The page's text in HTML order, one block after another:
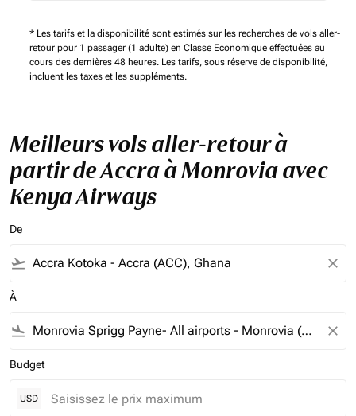
* Les tarifs et la disponibilité sont estimés sur les recherches de vols aller-
retour pour 1 passager (1 adulte) en Classe Economique effectuées au
cours des dernières 48 heures. Les tarifs, sous réserve de disponibilité,
incluent les taxes et les suppléments.
Meilleurs vols aller-retour à
partir de Accra à Monrovia avec
Kenya Airways
De
flight_takeoff close
À
flight_land close
Budget
USD